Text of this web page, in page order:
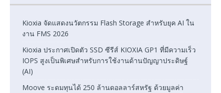
Kioxia จัดแสดงนวัตกรรม Flash Storage สำหรับยุค AI ใน
งาน FMS 2026
Kioxia ประกาศเปิดตัว SSD ซีรีส์ KIOXIA GP1 ที่มีความเร็ว
IOPS สูงเป็นพิเศษสำหรับการใช้งานด้านปัญญาประดิษฐ์
(AI)
Moove ระดมทุนได้ 250 ล้านดอลลาร์สหรัฐ ด้วยมูลค่า